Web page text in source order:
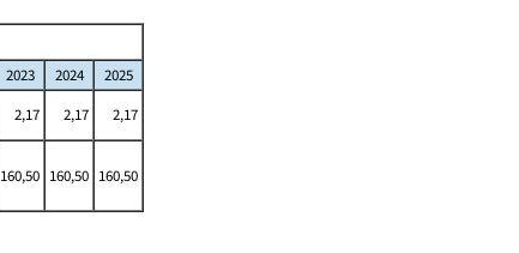
2023 2024
2025
2,17 2,17
2,17
160,50 160,50 160,50